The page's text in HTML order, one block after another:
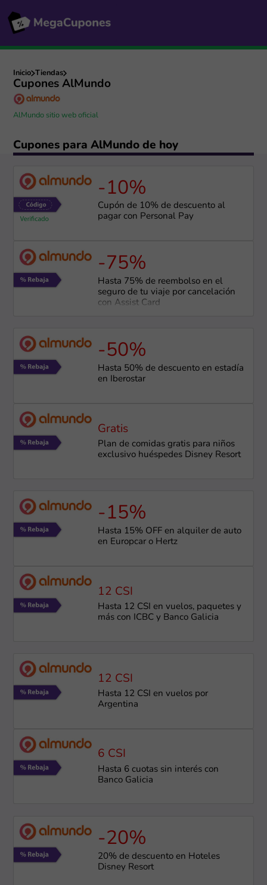
Inicio Tiendas
Cupones AlMundo
AlMundo sitio web oficial
Cupones para AlMundo de hoy
-10%
Cupón de 10% de descuento al
pagar con Personal Pay
-75%
Hasta 75% de reembolso en el
seguro de tu viaje por cancelación
con Assist Card
-50%
Hasta 50% de descuento en estadía
en Iberostar
Gratis
Plan de comidas gratis para niños
exclusivo huéspedes Disney Resort
-15%
Hasta 15% OFF en alquiler de auto
en Europcar o Hertz
12 CSI
Hasta 12 CSI en vuelos, paquetes y
más con ICBC y Banco Galicia
12 CSI
Hasta 12 CSI en vuelos por
Argentina
6 CSI
Hasta 6 cuotas sin interés con
Banco Galicia
-20%
20% de descuento en Hoteles
Disney Resort